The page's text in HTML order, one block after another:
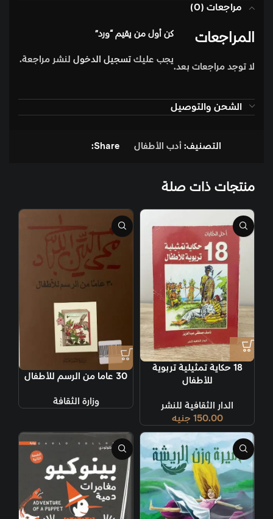
مراجعات (0)
المراجعات
لا توجد مراجعات بعد.
كن أول من يقيم “ورد”
يجب عليك تسجيل الدخول لنشر مراجعة.
الشحن والتوصيل
التصنيف: أدب الأطفال Share:
منتجات ذات صلة
18 حكاية تمثيلية تربوية
للأطفال
الدار الثقافية للنشر
150.00 جنيه
30 عاما من الرسم للأطفال
وزارة الثقافة